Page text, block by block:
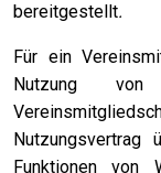
bereitgestellt.
Für ein
Nutzung
Funktionen von